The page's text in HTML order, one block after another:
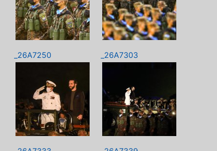
_26A7250 _26A7303